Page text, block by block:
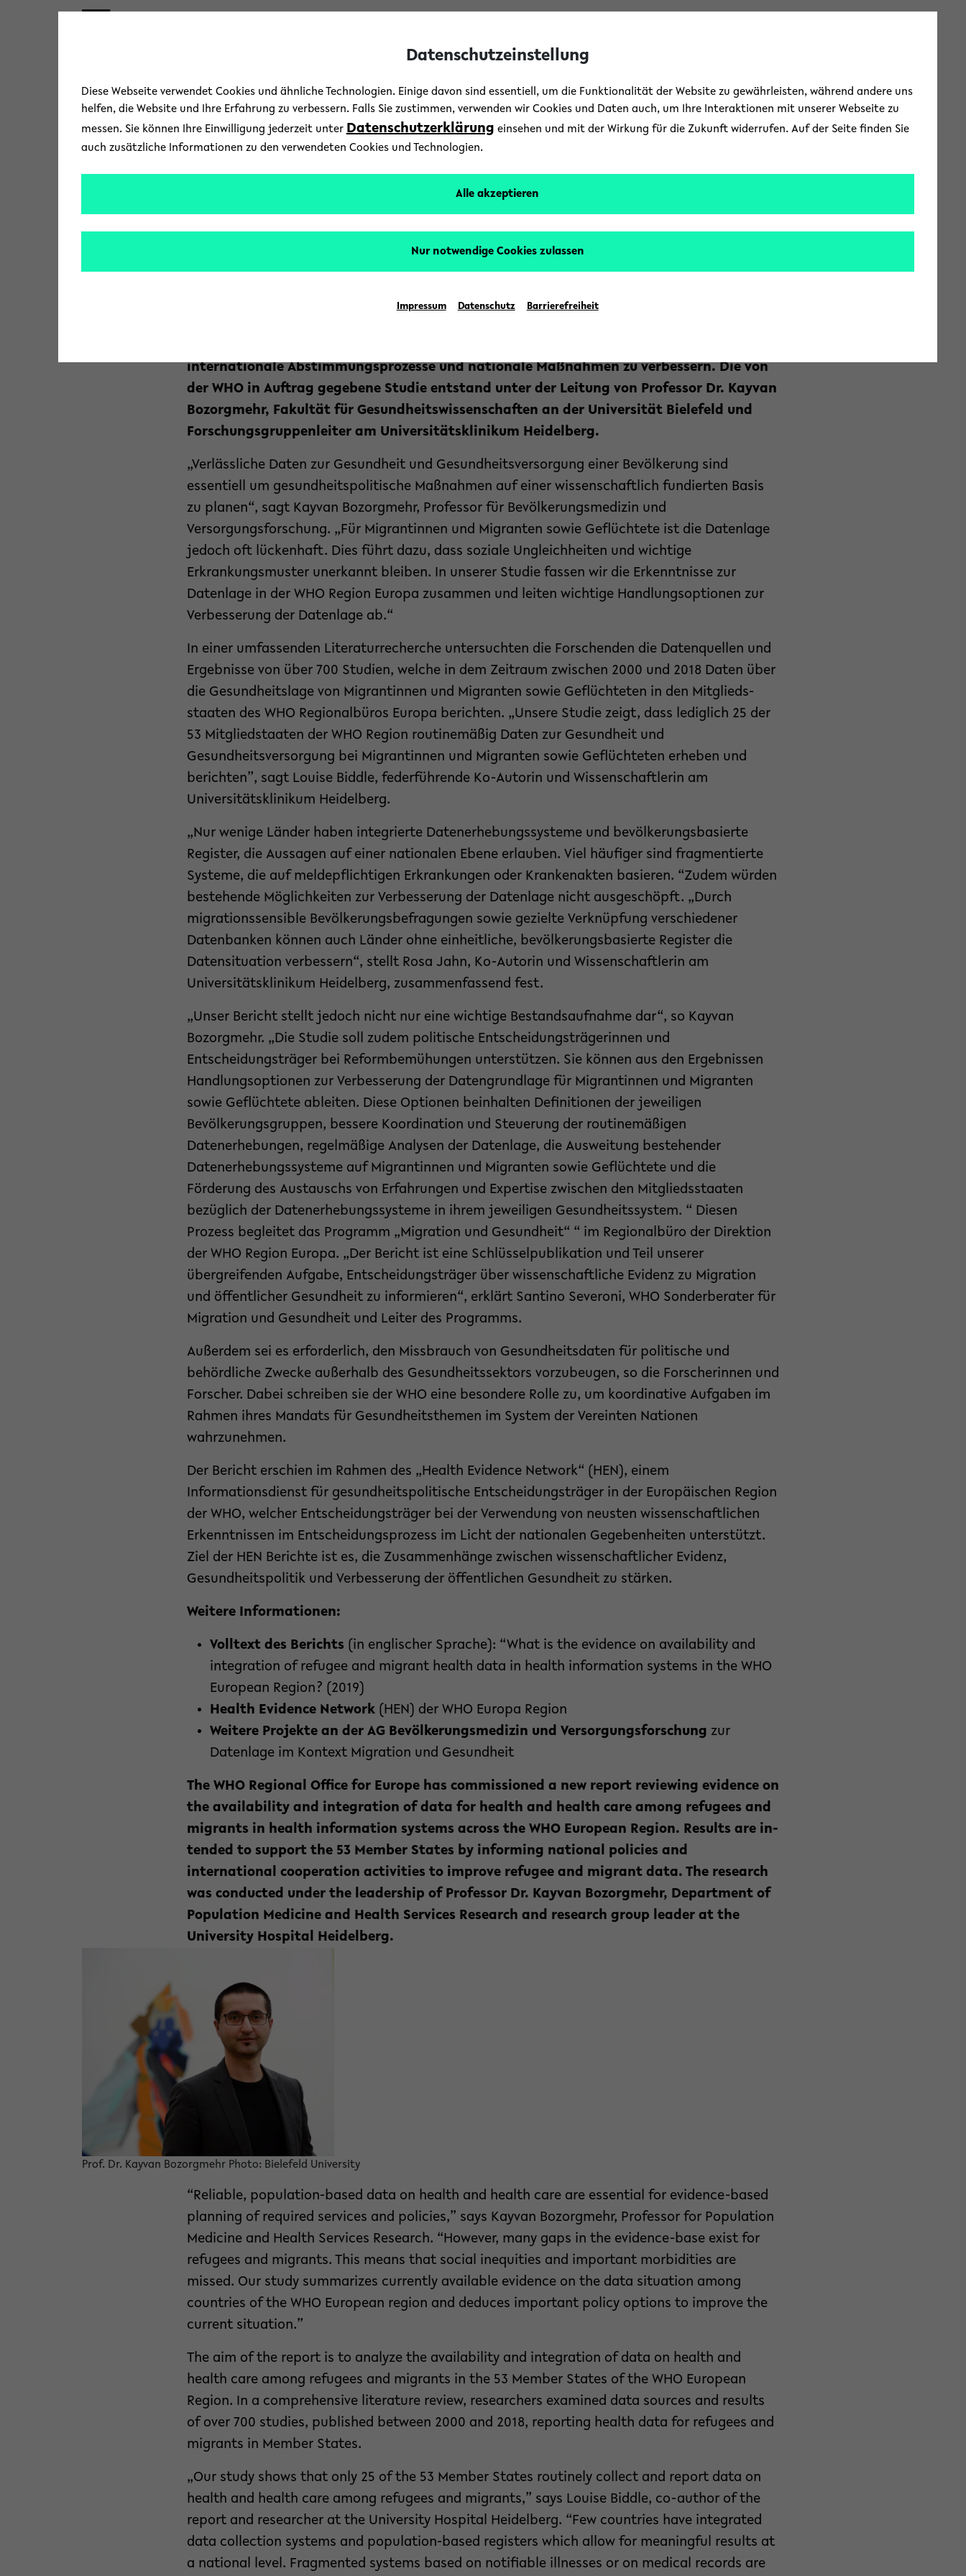
Skip to main content
« Zurück zur Übersicht
Campus/Forschung/News
Datenlage verbessern, Gesundheitsversorgung fördern
Text: Universität Bielefeld
Bericht zur Datenlage von Gesundheit und Gesundheitsversorgung von Migrantinnen und
internationale Abstimmungsprozesse und nationale Maßnahmen zu verbessern. Die von
der WHO in Auftrag gegebene Studie entstand unter der Leitung von Professor Dr. Kayvan
Bozorgmehr, Fakultät für Gesundheitswissenschaften an der Universität Bielefeld und
Forschungsgruppenleiter am Universitätsklinikum Heidelberg.
„Verlässliche Daten zur Gesundheit und Gesundheitsversorgung einer Bevölkerung sind
essentiell um gesundheitspolitische Maßnahmen auf einer wissenschaftlich fundierten Basis
zu planen“, sagt Kayvan Bozorgmehr, Professor für Bevölkerungsmedizin und
Versorgungsforschung. „Für Migrantinnen und Migranten sowie Geflüchtete ist die Datenlage
jedoch oft lückenhaft. Dies führt dazu, dass soziale Ungleichheiten und wichtige
Erkrankungsmuster unerkannt bleiben. In unserer Studie fassen wir die Erkenntnisse zur
Datenlage in der WHO Region Europa zusammen und leiten wichtige Handlungsoptionen zur
Verbesserung der Datenlage ab.“
In einer umfassenden Literaturrecherche untersuchten die Forschenden die Datenquellen und
Ergebnisse von über 700 Studien, welche in dem Zeitraum zwischen 2000 und 2018 Daten über
die Gesundheitslage von Migrantinnen und Migranten sowie Geflüchteten in den Mitglieds-
staaten des WHO Regionalbüros Europa berichten. „Unsere Studie zeigt, dass lediglich 25 der
53 Mitgliedstaaten der WHO Region routinemäßig Daten zur Gesundheit und
Gesundheitsversorgung bei Migrantinnen und Migranten sowie Geflüchteten erheben und
berichten”, sagt Louise Biddle, federführende Ko-Autorin und Wissenschaftlerin am
Universitätsklinikum Heidelberg.
„Nur wenige Länder haben integrierte Datenerhebungssysteme und bevölkerungsbasierte
Register, die Aussagen auf einer nationalen Ebene erlauben. Viel häufiger sind fragmentierte
Systeme, die auf meldepflichtigen Erkrankungen oder Krankenakten basieren. “Zudem würden
bestehende Möglichkeiten zur Verbesserung der Datenlage nicht ausgeschöpft. „Durch
migrationssensible Bevölkerungsbefragungen sowie gezielte Verknüpfung verschiedener
Datenbanken können auch Länder ohne einheitliche, bevölkerungsbasierte Register die
Datensituation verbessern“, stellt Rosa Jahn, Ko-Autorin und Wissenschaftlerin am
Universitätsklinikum Heidelberg, zusammenfassend fest.
„Unser Bericht stellt jedoch nicht nur eine wichtige Bestandsaufnahme dar“, so Kayvan
Bozorgmehr. „Die Studie soll zudem politische Entscheidungsträgerinnen und
Entscheidungsträger bei Reformbemühungen unterstützen. Sie können aus den Ergebnissen
Handlungsoptionen zur Verbesserung der Datengrundlage für Migrantinnen und Migranten
sowie Geflüchtete ableiten. Diese Optionen beinhalten Definitionen der jeweiligen
Bevölkerungsgruppen, bessere Koordination und Steuerung der routinemäßigen
Datenerhebungen, regelmäßige Analysen der Datenlage, die Ausweitung bestehender
Datenerhebungssysteme auf Migrantinnen und Migranten sowie Geflüchtete und die
Förderung des Austauschs von Erfahrungen und Expertise zwischen den Mitgliedsstaaten
bezüglich der Datenerhebungssysteme in ihrem jeweiligen Gesundheitssystem. “ Diesen
Prozess begleitet das Programm „Migration und Gesundheit“ “ im Regionalbüro der Direktion
der WHO Region Europa. „Der Bericht ist eine Schlüsselpublikation und Teil unserer
übergreifenden Aufgabe, Entscheidungsträger über wissenschaftliche Evidenz zu Migration
und öffentlicher Gesundheit zu informieren“, erklärt Santino Severoni, WHO Sonderberater für
Migration und Gesundheit und Leiter des Programms.
Außerdem sei es erforderlich, den Missbrauch von Gesundheitsdaten für politische und
behördliche Zwecke außerhalb des Gesundheitssektors vorzubeugen, so die Forscherinnen und
Forscher. Dabei schreiben sie der WHO eine besondere Rolle zu, um koordinative Aufgaben im
Rahmen ihres Mandats für Gesundheitsthemen im System der Vereinten Nationen
wahrzunehmen.
Der Bericht erschien im Rahmen des „Health Evidence Network“ (HEN), einem
Informationsdienst für gesundheitspolitische Entscheidungsträger in der Europäischen Region
der WHO, welcher Entscheidungsträger bei der Verwendung von neusten wissenschaftlichen
Erkenntnissen im Entscheidungsprozess im Licht der nationalen Gegebenheiten unterstützt.
Ziel der HEN Berichte ist es, die Zusammenhänge zwischen wissenschaftlicher Evidenz,
Gesundheitspolitik und Verbesserung der öffentlichen Gesundheit zu stärken.
Weitere Informationen:
Volltext des Berichts (in englischer Sprache): “What is the evidence on availability and
integration of refugee and migrant health data in health information systems in the WHO
European Region? (2019)
Health Evidence Network (HEN) der WHO Europa Region
Weitere Projekte an der AG Bevölkerungsmedizin und Versorgungsforschung zur
Datenlage im Kontext Migration und Gesundheit
The WHO Regional Office for Europe has commissioned a new report reviewing evidence on
the availability and integration of data for health and health care among refugees and
migrants in health information systems across the WHO European Region. Results are in-
tended to support the 53 Member States by informing national policies and
international cooperation activities to improve refugee and migrant data. The research
was conducted under the leadership of Professor Dr. Kayvan Bozorgmehr, Department of
Population Medicine and Health Services Research and research group leader at the
University Hospital Heidelberg.
Prof. Dr. Kayvan Bozorgmehr Photo: Bielefeld University
“Reliable, population-based data on health and health care are essential for evidence-based
planning of required services and policies,” says Kayvan Bozorgmehr, Professor for Population
Medicine and Health Services Research. “However, many gaps in the evidence-base exist for
refugees and migrants. This means that social inequities and important morbidities are
missed. Our study summarizes currently available evidence on the data situation among
countries of the WHO European region and deduces important policy options to improve the
current situation.”
The aim of the report is to analyze the availability and integration of data on health and
health care among refugees and migrants in the 53 Member States of the WHO European
Region. In a comprehensive literature review, researchers examined data sources and results
of over 700 studies, published between 2000 and 2018, reporting health data for refugees and
migrants in Member States.
„Our study shows that only 25 of the 53 Member States routinely collect and report data on
health and health care among refugees and migrants,” says Louise Biddle, co-author of the
report and researcher at the University Hospital Heidelberg. “Few countries have integrated
data collection systems and population-based registers which allow for meaningful results at
a national level. Fragmented systems based on notifiable illnesses or on medical records are
Datenschutzeinstellung
Diese Webseite verwendet Cookies und ähnliche Technologien. Einige davon sind essentiell, um die Funktionalität der Website zu gewährleisten, während andere uns
helfen, die Website und Ihre Erfahrung zu verbessern. Falls Sie zustimmen, verwenden wir Cookies und Daten auch, um Ihre Interaktionen mit unserer Webseite zu
messen. Sie können Ihre Einwilligung jederzeit unter Datenschutzerklärung einsehen und mit der Wirkung für die Zukunft widerrufen. Auf der Seite finden Sie
auch zusätzliche Informationen zu den verwendeten Cookies und Technologien.
Alle akzeptieren
Nur notwendige Cookies zulassen
Impressum Datenschutz Barrierefreiheit